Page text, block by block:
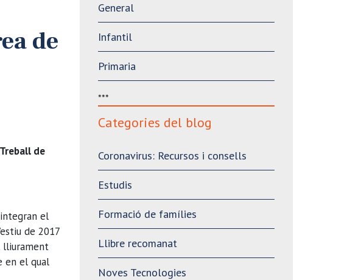
de
de
el
de 2017
lliurament
en el qual
General
Infantil
Primaria
***
Categories del blog
Coronavirus: Recursos i consells
Estudis
Formació de famílies
Llibre recomanat
Noves Tecnologies